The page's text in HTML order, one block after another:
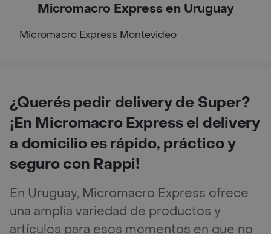
Micromacro Express en Uruguay
Micromacro Express Montevideo
¿Querés pedir delivery de Super?
¡En Micromacro Express el delivery
a domicilio es rápido, práctico y
seguro con Rappi!
En Uruguay, Micromacro Express ofrece
una amplia variedad de productos y
artículos para esos momentos en que no